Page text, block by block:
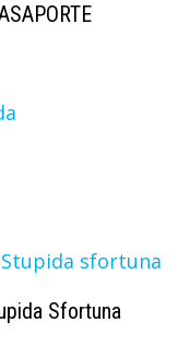
Sfortuna